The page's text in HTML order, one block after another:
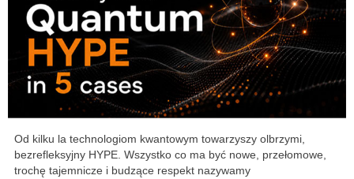
Od kilku la technologiom kwantowym towarzyszy olbrzymi,
bezrefleksyjny HYPE. Wszystko co ma być nowe, przełomowe,
trochę tajemnicze i budzące respekt nazywamy